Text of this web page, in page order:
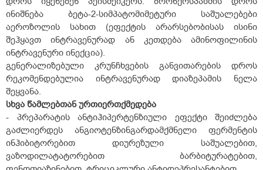
ინიშნება ბეტა-2-სიმპატომიმეტური საშუალებები
აეროზოლის სახით (ეფექტის არარსებობისას ისინი
შეჰყავთ ინტრავენურად ან კეთდება ამინოფილინის
ინტრავენური ინექცია).
გენერალიზებული კრუნჩხვების განვითარების დროს
რეკომენდებულია ინტრავენურად დიაზეპამის ნელა
შეყვანა.
სხვა წამლებთანურთიერთქმედება
- პრეპარატის ანტიჰიპერტენზიული ეფექტი შეიძლება
გაძლიერდეს ანგიოტენზინგარდამქმნელი ფერმენტის
ინჰიბიტორებით დიურეზული საშუალებით,
ვაზოდილატატორებით ბარბიტურატებით,